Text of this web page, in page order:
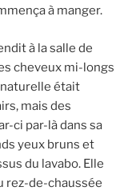
à manger.
à la salle de
cheveux mi-longs
était
mais des
ci par-là dans sa
yeux bruns et
du lavabo. Elle
rez-de-chaussée